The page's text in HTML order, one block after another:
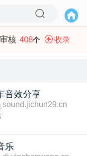
核 408个 收录
音效分享
sound.jichun29.cn
乐